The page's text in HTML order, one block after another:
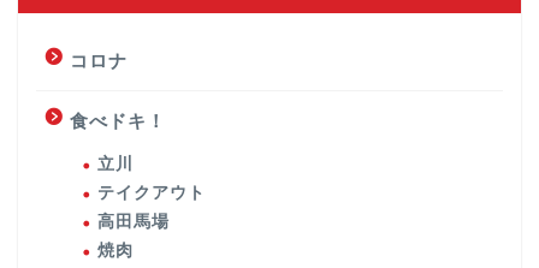
コロナ
食べドキ！
立川
テイクアウト
高田馬場
焼肉